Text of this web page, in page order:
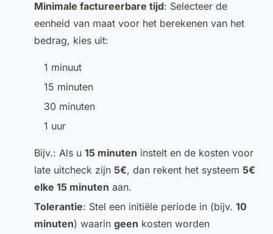
Minimale factureerbare tijd: Selecteer de
eenheid van maat voor het berekenen van het
bedrag, kies uit:
1 minuut
15 minuten
30 minuten
1 uur
Bijv.: Als u 15 minuten instelt en de kosten voor
late uitcheck zijn 5€, dan rekent het systeem 5€
elke 15 minuten aan.
Tolerantie: Stel een initiële periode in (bijv. 10
minuten) waarin geen kosten worden